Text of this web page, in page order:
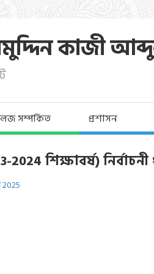
কাজী
সম্পর্কিত প্রশাসন
2024 শিক্ষাবর্ষ)
2025